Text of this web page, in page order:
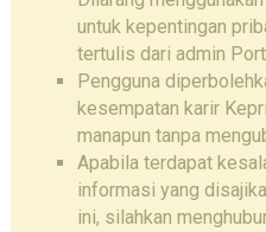
untuk kepentingan
tertulis dari admin
Pengguna
kesempatan karir
manapun tanpa
Apabila terdapat
informasi yang
ini, silahkan